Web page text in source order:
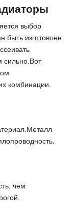
выбор
быть изготовлен
сильно.Вот
комбинации.
чем